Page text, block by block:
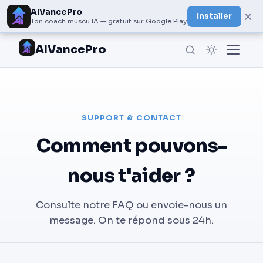
AIVancePro
Ton coach muscu IA — gratuit sur Google Play
Installer ×
AIVancePro
SUPPORT & CONTACT
Comment pouvons-
nous t'aider ?
Consulte notre FAQ ou envoie-nous un
message. On te répond sous 24h.